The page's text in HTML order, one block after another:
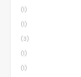
(1)
(1)
(3)
(1)
(1)